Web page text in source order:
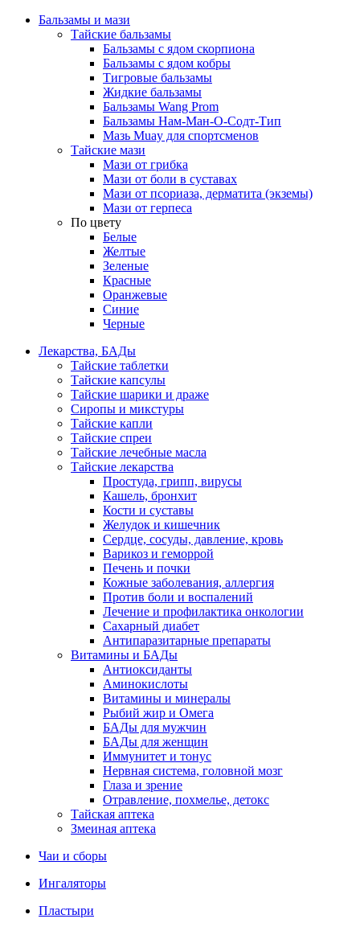
Бальзамы и мази
Тайские бальзамы
Бальзамы с ядом скорпиона
Бальзамы с ядом кобры
Тигровые бальзамы
Жидкие бальзамы
Бальзамы Wang Prom
Бальзамы Нам-Ман-О-Содт-Тип
Мазь Muay для спортсменов
Тайские мази
Мази от грибка
Мази от боли в суставах
Мази от псориаза, дерматита (экземы)
Мази от герпеса
По цвету
Белые
Желтые
Зеленые
Красные
Оранжевые
Синие
Черные
Лекарства, БАДы
Тайские таблетки
Тайские капсулы
Тайские шарики и драже
Сиропы и микстуры
Тайские капли
Тайские спреи
Тайские лечебные масла
Тайские лекарства
Простуда, грипп, вирусы
Кашель, бронхит
Кости и суставы
Желудок и кишечник
Сердце, сосуды, давление, кровь
Варикоз и геморрой
Печень и почки
Кожные заболевания, аллергия
Против боли и воспалений
Лечение и профилактика онкологии
Сахарный диабет
Антипаразитарные препараты
Витамины и БАДы
Антиоксиданты
Аминокислоты
Витамины и минералы
Рыбий жир и Омега
БАДы для мужчин
БАДы для женщин
Иммунитет и тонус
Нервная система, головной мозг
Глаза и зрение
Отравление, похмелье, детокс
Тайская аптека
Змеиная аптека
Чаи и сборы
Ингаляторы
Пластыри